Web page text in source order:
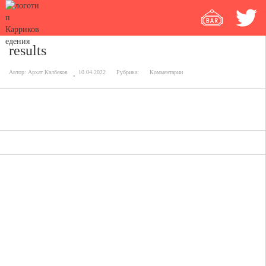
results
Автор: Архат Калбеков 10.04.2022 Рубрика: Комментарии